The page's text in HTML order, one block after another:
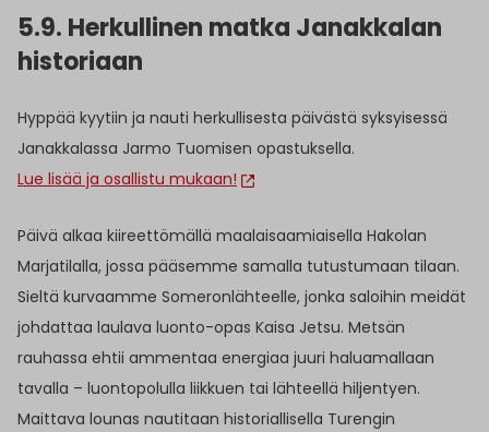
5.9. Herkullinen matka Janakkalan
historiaan
Hyppää kyytiin ja nauti herkullisesta päivästä syksyisessä
Janakkalassa Jarmo Tuomisen opastuksella.
Lue lisää ja osallistu mukaan!
Päivä alkaa kiireettömällä maalaisaamiaisella Hakolan
Marjatilalla, jossa pääsemme samalla tutustumaan tilaan.
Sieltä kurvaamme Someronlähteelle, jonka saloihin meidät
johdattaa laulava luonto-opas Kaisa Jetsu. Metsän
rauhassa ehtii ammentaa energiaa juuri haluamallaan
tavalla – luontopolulla liikkuen tai lähteellä hiljentyen.
Maittava lounas nautitaan historiallisella Turengin